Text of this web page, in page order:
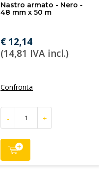
Nastro armato - Nero -
48 mm x 50 m
€ 12,14
(14,81 IVA incl.)
Confronta
- +